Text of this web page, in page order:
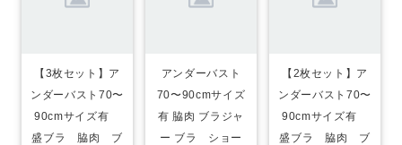
【3枚セット】ア
ンダーバスト70〜
90cmサイズ有
盛ブラ 脇肉 ブ
アンダーバスト
70〜90cmサイズ
有 脇肉 ブラジャ
ー ブラ ショー
【2枚セット】ア
ンダーバスト70〜
90cmサイズ有
盛ブラ 脇肉 ブ